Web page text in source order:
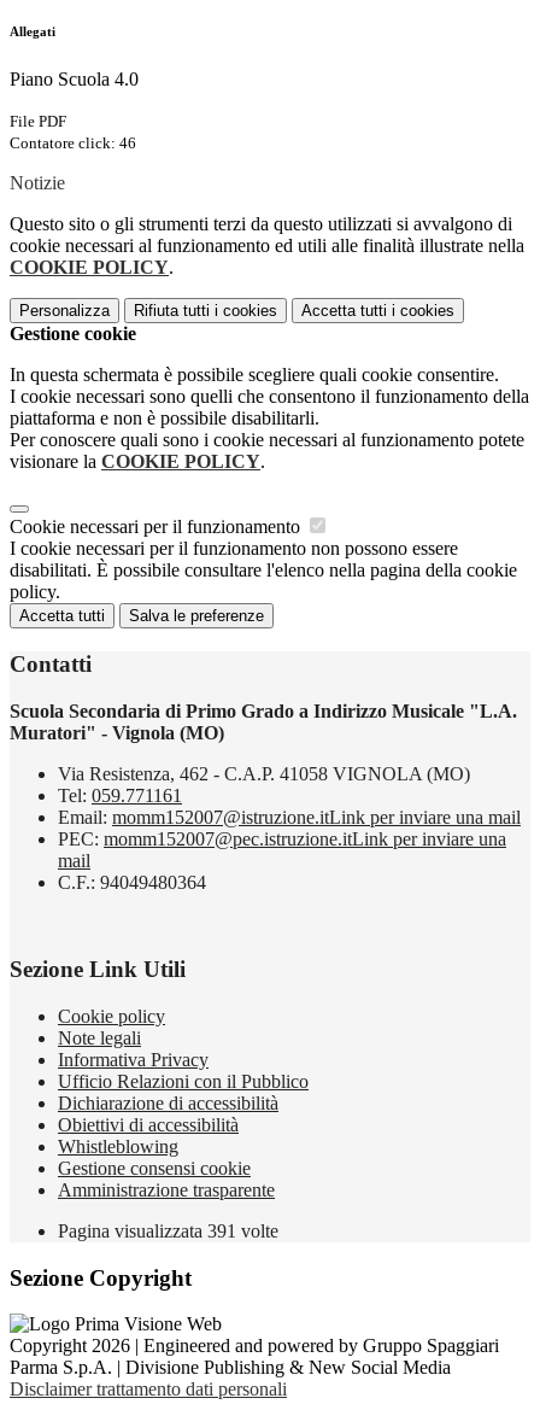
Allegati
Piano Scuola 4.0
File PDF
Contatore click: 46
Notizie
Questo sito o gli strumenti terzi da questo utilizzati si avvalgono di
cookie necessari al funzionamento ed utili alle finalità illustrate nella
COOKIE POLICY.
Personalizza Rifiuta tutti i cookies Accetta tutti i cookies
Gestione cookie
In questa schermata è possibile scegliere quali cookie consentire.
I cookie necessari sono quelli che consentono il funzionamento della
piattaforma e non è possibile disabilitarli.
Per conoscere quali sono i cookie necessari al funzionamento potete
visionare la COOKIE POLICY.
Cookie necessari per il funzionamento
I cookie necessari per il funzionamento non possono essere
disabilitati. È possibile consultare l'elenco nella pagina della cookie
policy.
Accetta tutti Salva le preferenze
Contatti
Scuola Secondaria di Primo Grado a Indirizzo Musicale "L.A.
Muratori" - Vignola (MO)
Via Resistenza, 462 - C.A.P. 41058 VIGNOLA (MO)
Tel: 059.771161
Email: momm152007@istruzione.itLink per inviare una mail
PEC: momm152007@pec.istruzione.itLink per inviare una
mail
C.F.: 94049480364
Sezione Link Utili
Cookie policy
Note legali
Informativa Privacy
Ufficio Relazioni con il Pubblico
Dichiarazione di accessibilità
Obiettivi di accessibilità
Whistleblowing
Gestione consensi cookie
Amministrazione trasparente
Pagina visualizzata 391 volte
Sezione Copyright
Copyright 2026 | Engineered and powered by Gruppo Spaggiari
Parma S.p.A. | Divisione Publishing & New Social Media
Disclaimer trattamento dati personali